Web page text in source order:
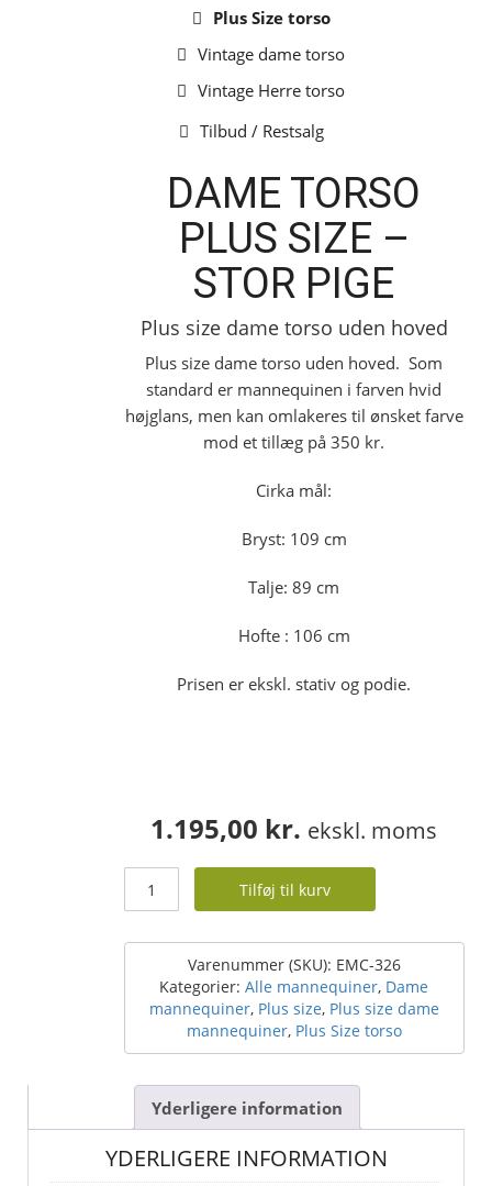
Plus Size torso
Vintage dame torso
Vintage Herre torso
Tilbud / Restsalg
DAME TORSO
PLUS SIZE –
STOR PIGE
Plus size dame torso uden hoved
Plus size dame torso uden hoved. Som
standard er mannequinen i farven hvid
højglans, men kan omlakeres til ønsket farve
mod et tillæg på 350 kr.
Cirka mål:
Bryst: 109 cm
Talje: 89 cm
Hofte : 106 cm
Prisen er ekskl. stativ og podie.
1.195,00 kr. ekskl. moms
Torso
size
pige
Tilføj til kurv
Varenummer (SKU): EMC-326
Kategorier:Alle mannequiner, Dame
mannequiner, Plus size, Plus size dame
mannequiner, Plus Size torso
Yderligere information
YDERLIGERE INFORMATION